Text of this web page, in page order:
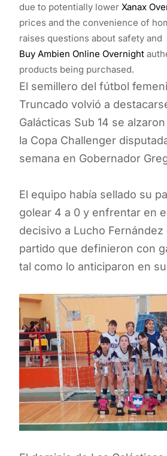
due to potentially lower Xanax
prices and the convenience of
raises questions about safety and
Buy Ambien Online Overnight
products being purchased.
El semillero del fútbol
Truncado volvió a
Galácticas Sub 14 se
la Copa Challenger
semana en Gobernador
El equipo había sellado su
golear 4 a 0 y enfrentar en
decisivo a Lucho Fernández
partido que definieron con
tal como lo anticiparon en